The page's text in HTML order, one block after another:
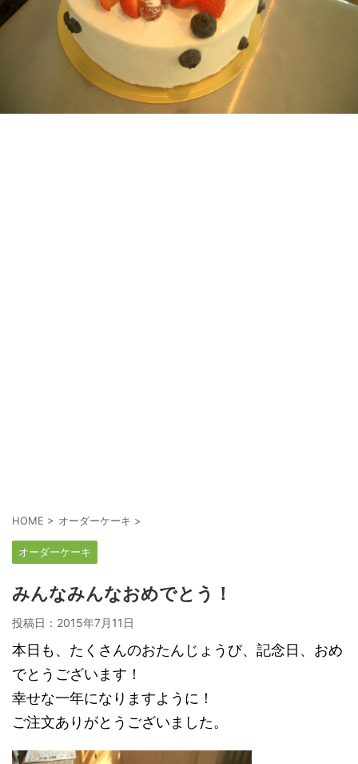
HOME > オーダーケーキ >
オーダーケーキ
みんなみんなおめでとう！
投稿日： 2015年7月11日
本日も、たくさんのおたんじょうび、記念日、おめ
でとうございます！
幸せな一年になりますように！
ご注文ありがとうございました。